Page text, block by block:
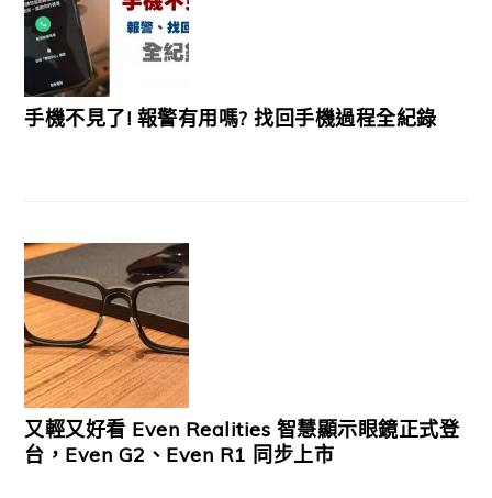
手機不見了! 報警有用嗎? 找回手機過程全紀錄
又輕又好看 Even Realities 智慧顯示眼鏡正式登
台，Even G2、Even R1 同步上市